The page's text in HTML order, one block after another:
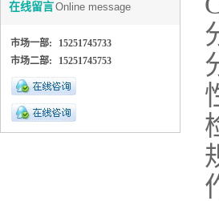
在线留言Online message
市场一部:
15251745733
市场二部:
15251745753